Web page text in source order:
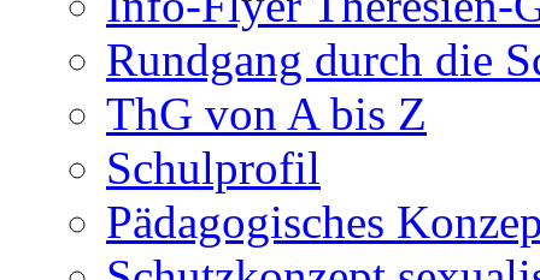
Rundgang durch die
ThG von A bis Z
Schulprofil
Pädagogisches